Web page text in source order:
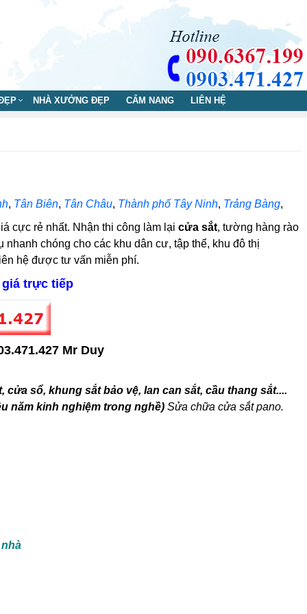
NHÀ XƯỞNG ĐẸP CẨM NANG LIÊN HỆ
, Tân Biên, Tân Châu, Thành phố Tây Ninh, Trảng Bàng,
cực rẻ nhất. Nhận thi công làm lại cửa sắt, tường hàng rào
nhanh chóng cho các khu dân cư, tập thể, khu đô thị
hệ được tư vấn miễn phí.
trực tiếp
cửa sổ, khung sắt bảo vệ, lan can sắt, cầu thang sắt....
năm kinh nghiệm trong nghề) Sửa chữa cửa sắt pano.